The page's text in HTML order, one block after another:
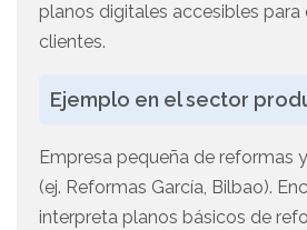
planos digitales accesibles
clientes.
Ejemplo en el sector
Empresa pequeña de reformas
(ej. Reformas García, Bilbao).
interpreta planos básicos de